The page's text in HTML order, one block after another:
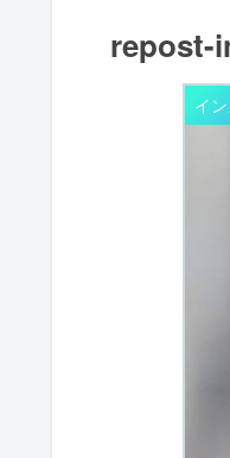
repost-
イ